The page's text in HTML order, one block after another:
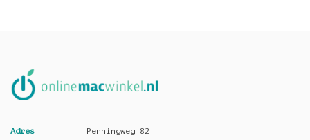
Adres
Penningweg 82